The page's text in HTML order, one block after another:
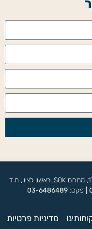
בניין MILLENIA, שד' הראשונים 23, קומה 17, מתחם SOK, ראשון לציון, ת.ד
| פקס:03-6486489
מדיניות פרטיות